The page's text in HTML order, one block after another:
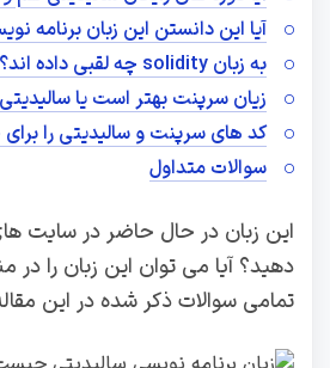
آیا این دانستن این زبان برنامه
به زبان solidity چه لقبی داده اند؟
زیان سرپنت بهتر است یا
کد های سرپنت و سالیدیتی را
سوالات متداول
این زبان در حال حاضر در سایت
دهید؟ آیا می توان این زبان را در
تمامی سوالات ذکر شده در این